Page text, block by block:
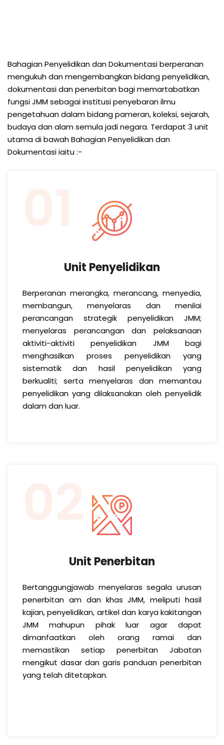
Bahagian Penyelidikan dan Dokumentasi berperanan
mengukuh dan mengembangkan bidang penyelidikan,
dokumentasi dan penerbitan bagi memartabatkan
fungsi JMM sebagai institusi penyebaran ilmu
pengetahuan dalam bidang pameran, koleksi, sejarah,
budaya dan alam semula jadi negara. Terdapat 3 unit
utama di bawah Bahagian Penyelidikan dan
Dokumentasi iaitu :-
Unit Penyelidikan
Berperanan merangka, merancang, menyedia,
membangun, menyelaras dan menilai
perancangan strategik penyelidikan JMM;
menyelaras perancangan dan pelaksanaan
aktiviti-aktiviti penyelidikan JMM bagi
menghasilkan proses penyelidikan yang
sistematik dan hasil penyelidikan yang
berkualiti; serta menyelaras dan memantau
penyelidikan yang dilaksanakan oleh penyelidik
dalam dan luar.
Unit Penerbitan
Bertanggungjawab menyelaras segala urusan
penerbitan am dan khas JMM, meliputi hasil
kajian, penyelidikan, artikel dan karya kakitangan
JMM mahupun pihak luar agar dapat
dimanfaatkan oleh orang ramai dan
memastikan setiap penerbitan Jabatan
mengikut dasar dan garis panduan penerbitan
yang telah ditetapkan.